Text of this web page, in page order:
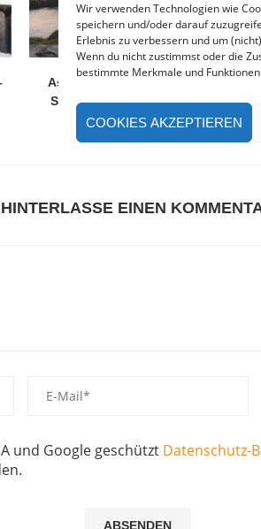
Wir verwenden Technologien wie
speichern und/oder darauf
Erlebnis zu verbessern und um
Wenn du nicht zustimmst oder die
bestimmte Merkmale und
COOKIES AKZEPTIEREN
Assuan & Elephantine Island:
Sehenswürdigkeiten & Tipps
HINTERLASSE EINEN
und Google geschützt Datenschutz-